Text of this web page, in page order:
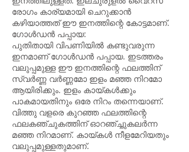
രോഗം കാര്യമായി ചെറുക്കാൻ
കഴിയാത്തത് ഈ ഇനത്തിന്റെ കോട്ടമാണ്.
ഗോൾഡൻ പപ്പായ:
പുതിതായി വിപണിയിൽ കണ്ടുവരുന്ന
ഇനമാണ് ഗോൾഡൻ പപ്പായ. ഇടത്തരം
വലുപ്പമുള്ള ഈ ഇനത്തിന്റെ ഫലത്തിന്
സ്വർണ്ണ വർണ്ണമോ ഇളം മഞ്ഞ നിറമോ
ആയിരിക്കും. ഇളം കായ്കൾക്കും
പാകമായതിനും ഒരേ നിറം തന്നെയാണ്.
വിത്തു വളരെ കുറഞ്ഞ ഫലത്തിന്റെ
ഫലകഞ്ചുകത്തിന് ഓറഞ്ച്ചുകലർന്ന
മഞ്ഞ നിറമാണ്. കായ്കൾ നീളമേറിയതും
വലുപ്പമുള്ളതുമാണ്.